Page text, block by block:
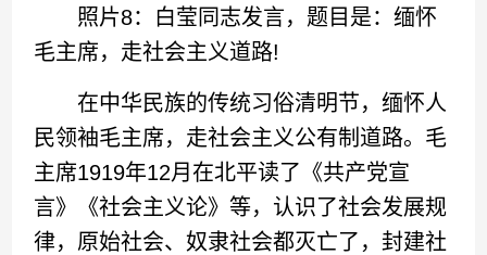
照片8：白莹同志发言，题目是：缅怀
毛主席，走社会主义道路!
在中华民族的传统习俗清明节，缅怀人
民领袖毛主席，走社会主义公有制道路。毛
主席1919年12月在北平读了《共产党宣
言》《社会主义论》等，认识了社会发展规
律，原始社会、奴隶社会都灭亡了，封建社